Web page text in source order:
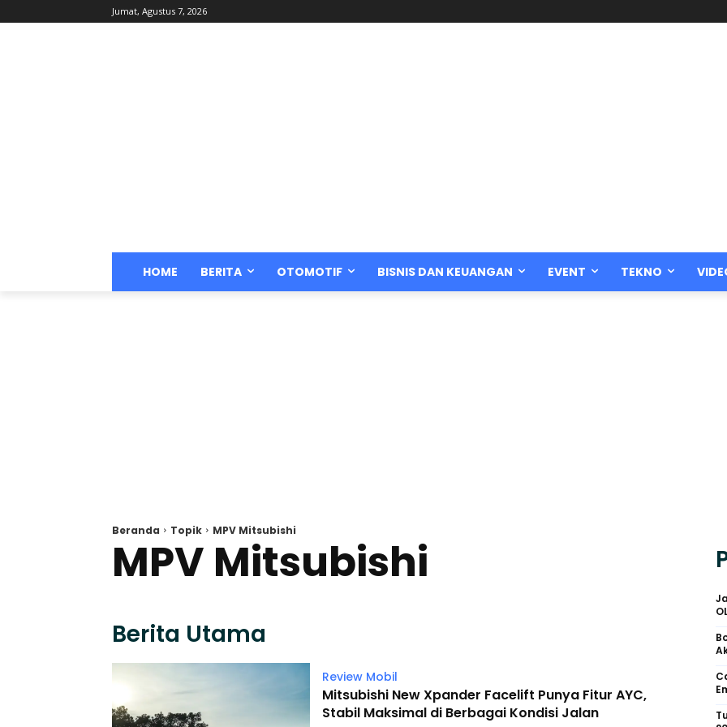
Jumat, Agustus 7, 2026
HOME BERITA OTOMOTIF BISNIS DAN KEUANGAN EVENT TEKNO
Beranda Topik MPV Mitsubishi
MPV Mitsubishi
Berita Utama
Review Mobil
Mitsubishi New Xpander Facelift Punya Fitur AYC,
Stabil Maksimal di Berbagai Kondisi Jalan